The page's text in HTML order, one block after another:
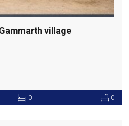
village
0 0